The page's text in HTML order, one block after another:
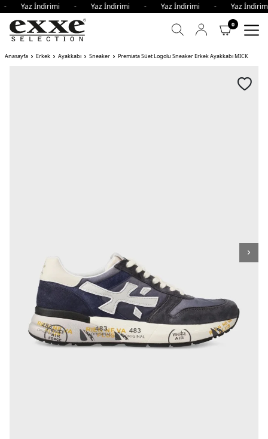
Yaz İndirimi - Yaz İndirimi - Yaz İndirimi - Yaz
0
Anasayfa Erkek Ayakkabı Sneaker Premiata Süet Logolu Sneaker Erkek Ayakkabı MICK